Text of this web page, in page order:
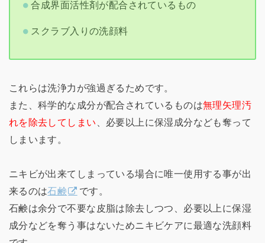
合成界面活性剤が配合されているもの
スクラブ入りの洗顔料
これらは洗浄力が強過ぎるためです。
また、科学的な成分が配合されているものは無理矢理汚
れを除去してしまい 、必要以上に保湿成分なども奪って
しまいます。
ニキビが出来てしまっている場合に唯一使用する事が出
来るのは石鹸
です。
石鹸は余分で不要な皮脂は除去しつつ、必要以上に保湿
成分などを奪う事はないためニキビケアに最適な洗顔料